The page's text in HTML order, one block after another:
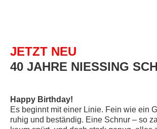
JETZT NEU
40 JAHRE NIESSING
Happy Birthday!
Es beginnt mit einer Linie. Fein wie ein
ruhig und beständig. Eine Schnur – so